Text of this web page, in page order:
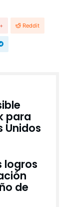
Reddit
para
Unidos
logros
de